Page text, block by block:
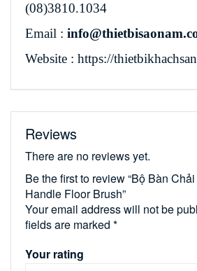
(08)3810.1034
Email :
Website : https://
Reviews
There are no reviews yet.
Be the first to review “Bộ Bàn
Handle Floor Brush”
Your email address will not be
fields are marked *
Your rating